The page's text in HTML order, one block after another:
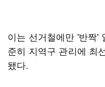
이는 선거철에만 '반짝'
준히 지역구 관리에 최
됐다.